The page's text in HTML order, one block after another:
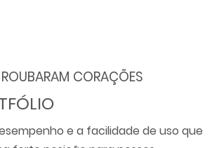
CORAÇÕES
e a facilidade de uso que